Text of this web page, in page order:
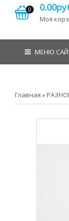
0
Моя
МЕНЮ
Главная »